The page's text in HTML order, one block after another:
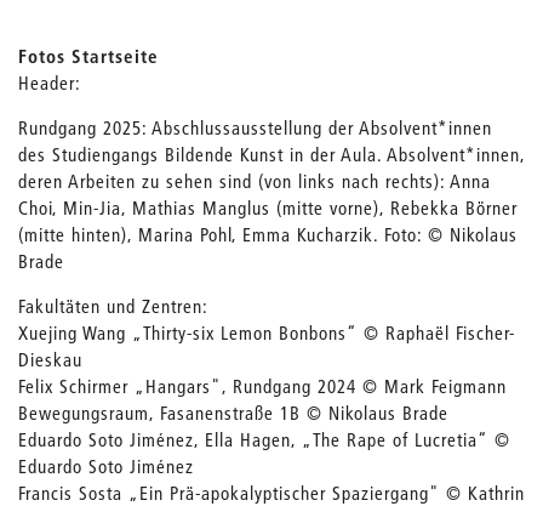
Fotos Startseite
Header:
Rundgang 2025: Abschlussausstellung der Absolvent*innen
des Studiengangs Bildende Kunst in der Aula. Absolvent*innen,
deren Arbeiten zu sehen sind (von links nach rechts): Anna
Choi, Min-Jia, Mathias Manglus (mitte vorne), Rebekka Börner
(mitte hinten), Marina Pohl, Emma Kucharzik. Foto: © Nikolaus
Brade
Fakultäten und Zentren:
Xuejing Wang „Thirty-six Lemon Bonbons“ © Raphaël Fischer-
Dieskau
Felix Schirmer „Hangars", Rundgang 2024 © Mark Feigmann
Bewegungsraum, Fasanenstraße 1B © Nikolaus Brade
Eduardo Soto Jiménez, Ella Hagen, „The Rape of Lucretia“ ©
Eduardo Soto Jiménez
Francis Sosta „Ein Prä-apokalyptischer Spaziergang" © Kathrin